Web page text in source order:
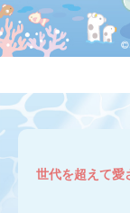
世代を超えて愛